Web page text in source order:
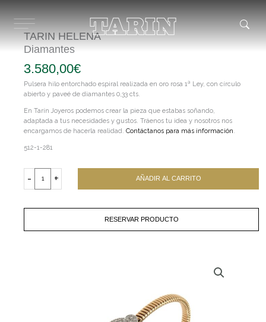
contenido
TARIN HELENA
Diamantes
3.580,00€
Pulsera hilo entorchado espiral realizada en oro rosa 1ª Ley, con círculo
abierto y paveé de diamantes 0,33 cts.
En Tarín Joyeros podemos crear la pieza que estabas soñando,
adaptada a tus necesidades y gustos. Tráenos tu idea y nosotros nos
encargamos de hacerla realidad. Contáctanos para más información.
512-1-281
-
HELENA
+ AÑADIR AL CARRITO
RESERVAR PRODUCTO